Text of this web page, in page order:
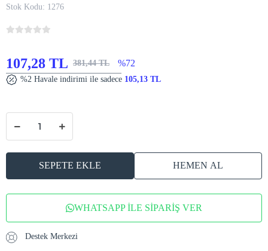
Stok Kodu: 1276
107,28 TL 381,44 TL %72
%2 Havale indirimi ile sadece 105,13 TL
SEPETE EKLE HEMEN AL
WHATSAPP İLE SİPARİŞ VER
Destek Merkezi